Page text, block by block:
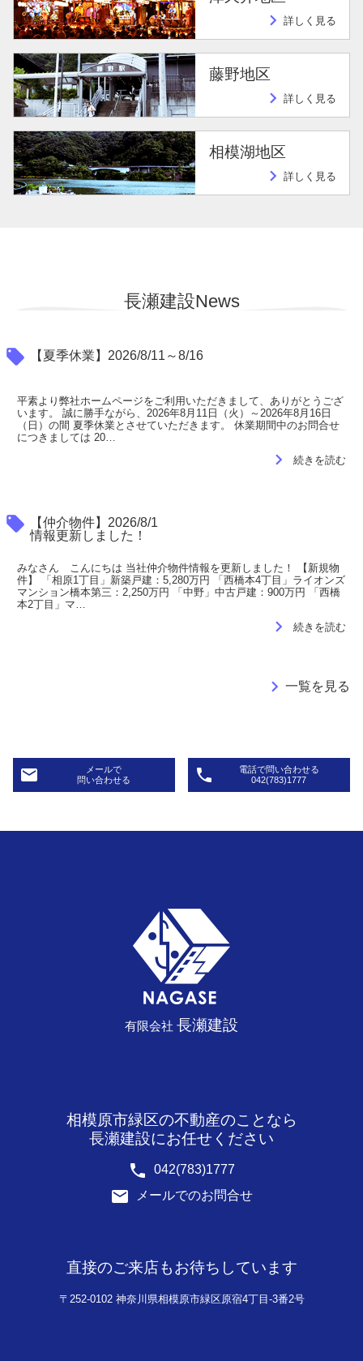
navigate_next 詳しく見る
藤野地区
navigate_next 詳しく見る
相模湖地区
navigate_next 詳しく見る
長瀬建設News
【夏季休業】2026/8/11～8/16
local_offer
平素より弊社ホームページをご利用いただきまして、ありがとうござ
います。 誠に勝手ながら、2026年8月11日（火）～2026年8月16日
（日）の間 夏季休業とさせていただきます。 休業期間中のお問合せ
につきましては 20…
navigate_next 続きを読む
【仲介物件】2026/8/1
情報更新しました！
local_offer
みなさん こんにちは 当社仲介物件情報を更新しました！ 【新規物
件】 「相原1丁目」新築戸建：5,280万円 「西橋本4丁目」ライオンズ
マンション橋本第三：2,250万円 「中野」中古戸建：900万円 「西橋
本2丁目」マ…
navigate_next 続きを読む
navigate_next 一覧を見る
email
メールで
問い合わせる
phone
電話で問い合わせる
042(783)1777
有限会社 長瀬建設
相模原市緑区の不動産のことなら
長瀬建設にお任せください
phone 042(783)1777
email メールでのお問合せ
直接のご来店もお待ちしています
〒252-0102 神奈川県相模原市緑区原宿4丁目-3番2号